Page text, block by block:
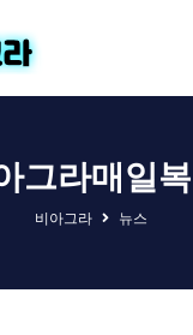
그라매일
비아그라 뉴스